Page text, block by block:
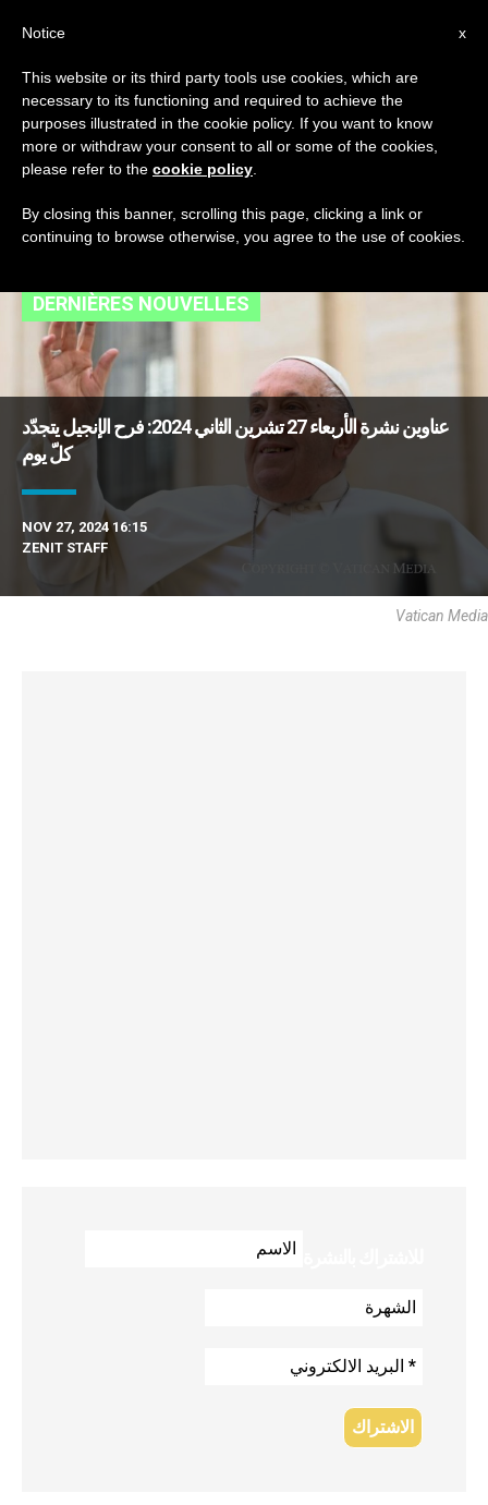
TAG
Posts Tagged ‘ثمار
الروح’
DERNIÈRES NOUVELLES
عناوين نشرة الأربعاء 27 تشرين الثاني 2024: فرح الإنجيل يتجدّد
كلّ يوم
NOV 27, 2024 16:15
ZENIT STAFF
Vatican Media
x
Notice
This website or its third party tools use cookies, which are
necessary to its functioning and required to achieve the
purposes illustrated in the cookie policy. If you want to know
more or withdraw your consent to all or some of the cookies,
please refer to the cookie policy
By closing this banner, scrolling this page, clicking a link or
continuing to browse otherwise, you agree to the use of cookies.